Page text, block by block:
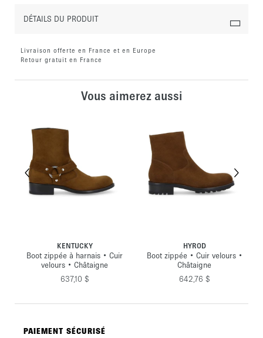
DÉTAILS DU PRODUIT
Livraison offerte en France et en Europe
Retour gratuit en France
Vous aimerez aussi
KENTUCKY
Boot zippée à harnais • Cuir
velours • Châtaigne
637,10 $
HYROD
Boot zippée • Cuir velours •
Châtaigne
642,76 $
PAIEMENT SÉCURISÉ